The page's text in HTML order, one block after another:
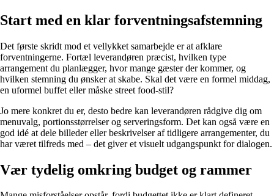
Start med en klar forventningsafstemning
Det første skridt mod et vellykket samarbejde er at afklare
forventningerne. Fortæl leverandøren præcist, hvilken type
arrangement du planlægger, hvor mange gæster der kommer, og
hvilken stemning du ønsker at skabe. Skal det være en formel middag,
en uformel buffet eller måske street food-stil?
Jo mere konkret du er, desto bedre kan leverandøren rådgive dig om
menuvalg, portionsstørrelser og serveringsform. Det kan også være en
god idé at dele billeder eller beskrivelser af tidligere arrangementer, du
har været tilfreds med – det giver et visuelt udgangspunkt for dialogen.
Vær tydelig omkring budget og rammer